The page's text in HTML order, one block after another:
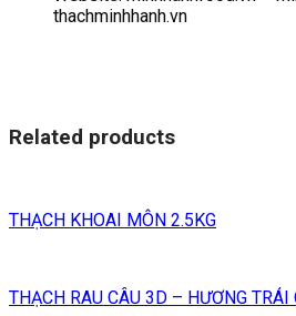
thachminhhanh.vn
Related products
THẠCH KHOAI MÔN 2.5KG
THẠCH RAU CÂU 3D – HƯƠNG TRÁI